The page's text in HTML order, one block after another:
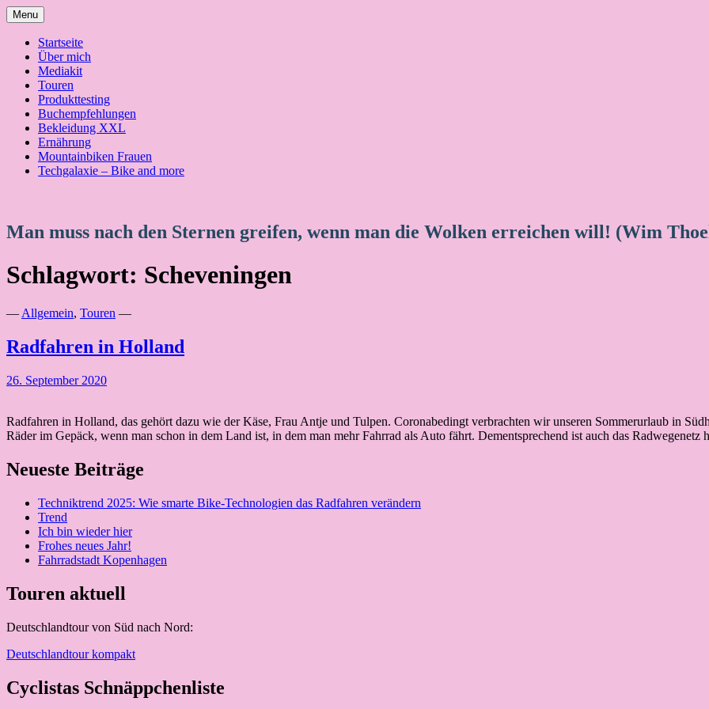
Skip
to
content
Menu
Startseite
Über mich
Mediakit
Touren
Produkttesting
Buchempfehlungen
Bekleidung XXL
Ernährung
Mountainbiken Frauen
Techgalaxie – Bike and more
Man muss nach den Sternen greifen, wenn man die Wolken erreichen will! (Wim
Schlagwort: Scheveningen
— Allgemein, Touren —
Radfahren in Holland
26. September 2020
Radfahren in Holland, das gehört dazu wie der Käse, Frau Antje und Tulpen. Coronabedingt verbrachten wir unseren Sommerurlaub in
Räder im Gepäck, wenn man schon in dem Land ist, in dem man mehr Fahrrad als Auto fährt. Dementsprechend ist auch das
Neueste Beiträge
Techniktrend 2025: Wie smarte Bike-Technologien das Radfahren verändern
Trend
Ich bin wieder hier
Frohes neues Jahr!
Fahrradstadt Kopenhagen
Touren aktuell
Deutschlandtour von Süd nach Nord:
Deutschlandtour kompakt
Cyclistas Schnäppchenliste